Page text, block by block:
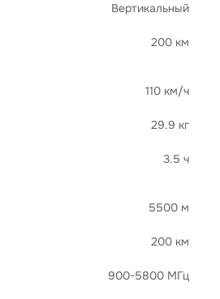
Вертикальный
200 км
110 км/ч
29.9 кг
3.5 ч
5500 м
200 км
900-5800 МГц